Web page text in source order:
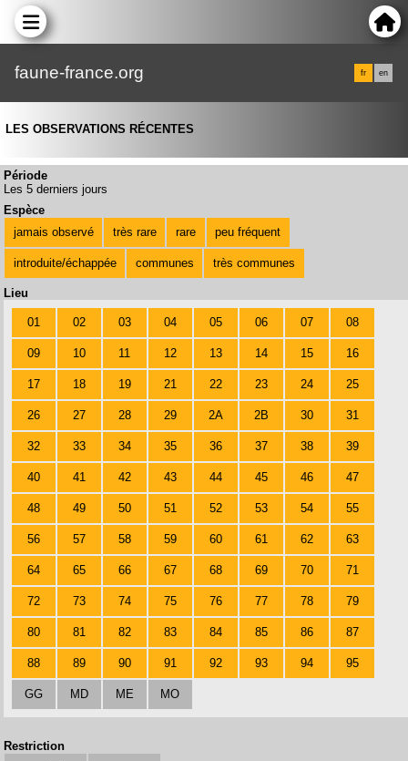
faune-france.org fr en
LES OBSERVATIONS RÉCENTES
Période
Les 5 derniers jours
Espèce
jamais observé
très rare rare peu fréquent
introduite/échappée communes très communes
Lieu
01 02 03 04 05 06 07 08
09 10 11 12 13 14 15 16
17 18 19 21 22 23 24 25
26 27 28 29 2A 2B 30 31
32 33 34 35 36 37 38 39
40 41 42 43 44 45 46 47
48 49 50 51 52 53 54 55
56 57 58 59 60 61 62 63
64 65 66 67 68 69 70 71
72 73 74 75 76 77 78 79
80 81 82 83 84 85 86 87
88 89 90 91 92 93 94 95
GG MD ME MO
Restriction